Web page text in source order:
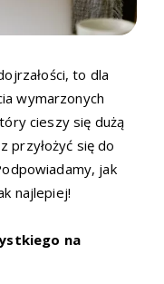
to dla
wymarzonych
cieszy się dużą
przyłożyć się do
jak
najlepiej!
na